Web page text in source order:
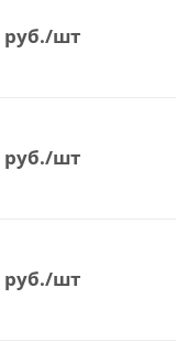
руб./шт
руб./шт
руб./шт